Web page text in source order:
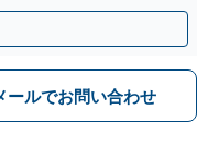
】
ールでお問い合わせ